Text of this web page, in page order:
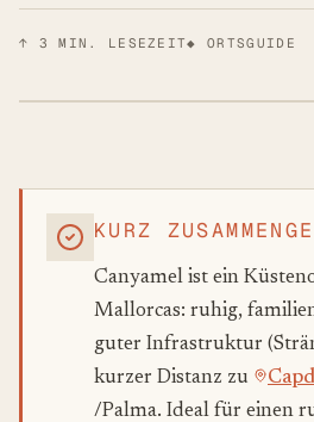
↑ 3 MIN. LESEZEIT◆ ORTSGUIDE
KURZ
Canyamel ist ein
Mallorcas: ruhig,
guter Infrastruktur
kurzer Distanz zu
/Palma. Ideal für einen